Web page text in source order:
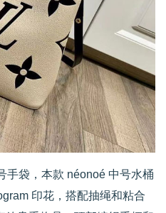
手袋，本款 néonoé 中号水桶
印花，搭配抽绳和粘合